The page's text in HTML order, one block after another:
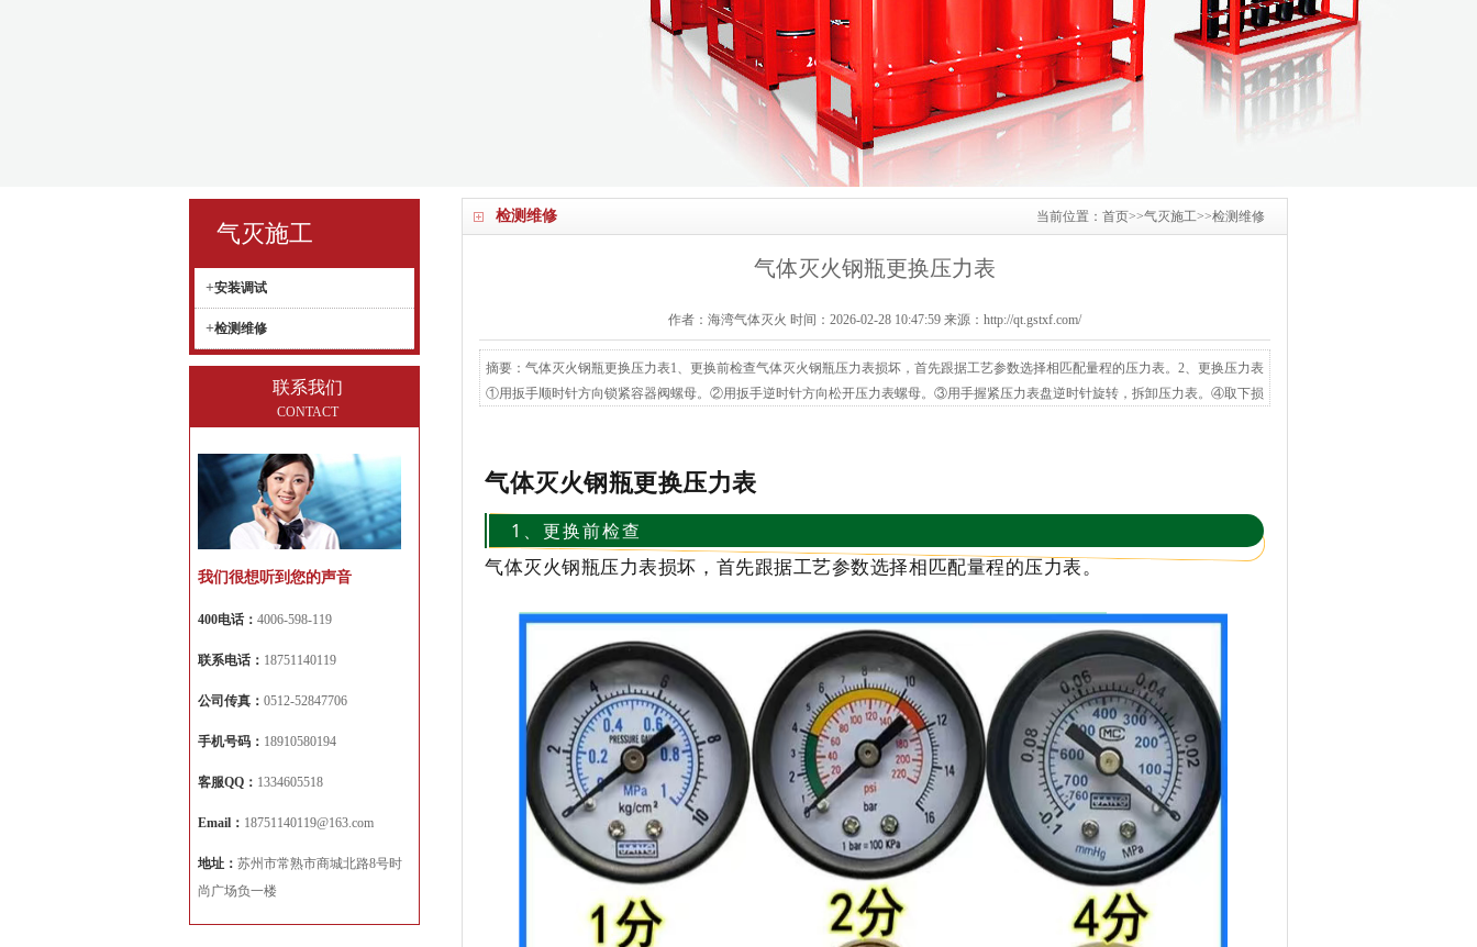
检测维修 当前位置： 首页>>气灭施工>>检测维修
气体灭火钢瓶更换压力表
作者：海湾气体灭火 时间：2026-02-28 10:47:59 来源：http://qt.gstxf.com/
摘要：气体灭火钢瓶更换压力表1、更换前检查气体灭火钢瓶压力表损坏，首先跟据工艺参数选择相匹配量程的压力表。2、更换压力表
①用扳手顺时针方向锁紧容器阀螺母。②用扳手逆时针方向松开压力表螺母。③用手握紧压力表盘逆时针旋转，拆卸压力表。④取下损
气体灭火钢瓶更换压力表
1、更换前检查
气体灭火钢瓶压力表损坏，首先跟据工艺参数选择相匹配量程的压力表。
气灭施工
+安装调试
+检测维修
联系我们
CONTACT
我们很想听到您的声音
400电话： 4006-598-119
联系电话： 18751140119
公司传真： 0512-52847706
手机号码： 18910580194
客服QQ： 1334605518
Email： 18751140119@163.com
地址： 苏州市常熟市商城北路8号时
尚广场负一楼